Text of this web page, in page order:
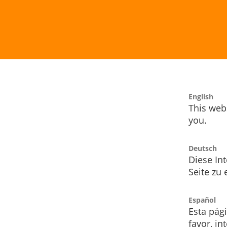
English
This
you.
Deutsch
Diese
Seite zu
Español
Esta
favor,